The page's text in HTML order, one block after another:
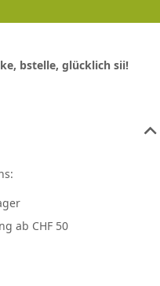
bstelle, glücklich sii!
ab CHF 50